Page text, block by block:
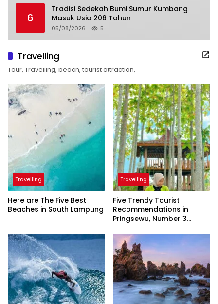
6
Tradisi Sedekah Bumi Sumur Kumbang
Masuk Usia 206 Tahun
05/08/2026 5
Travelling
Tour, Travelling, beach, tourist attraction,
Travelling
Here are The Five Best
Beaches in South Lampung
Travelling
Five Trendy Tourist
Recommendations in
Pringsewu, Number 3
President